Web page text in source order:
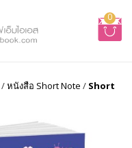
0
/หนังสือ Short Note / Short